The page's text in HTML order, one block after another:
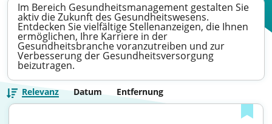
Im Bereich Gesundheitsmanagement gestalten Sie
aktiv die Zukunft des Gesundheitswesens.
Entdecken Sie vielfältige Stellenanzeigen, die Ihnen
ermöglichen, Ihre Karriere in der
Gesundheitsbranche voranzutreiben und zur
Verbesserung der Gesundheitsversorgung
beizutragen.
Relevanz Datum Entfernung